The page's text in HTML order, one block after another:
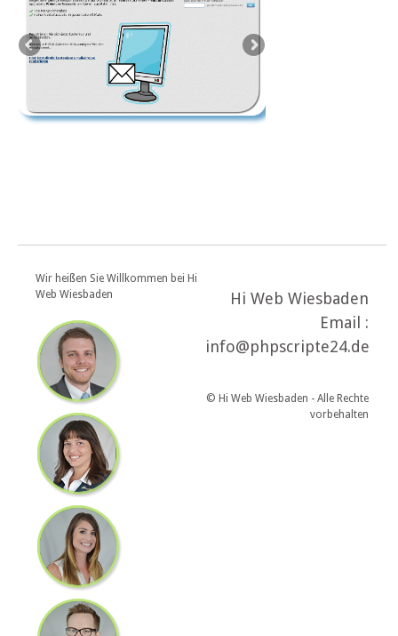
Wir heißen Sie Willkommen bei Hi
Web Wiesbaden
Hi Web Wiesbaden
Email :
info@phpscripte24.de
© Hi Web Wiesbaden - Alle Rechte
vorbehalten